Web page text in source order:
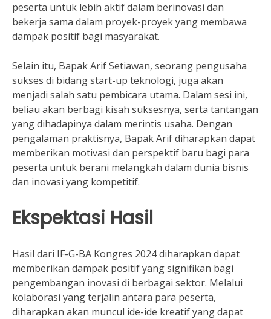
peserta untuk lebih aktif dalam berinovasi dan
bekerja sama dalam proyek-proyek yang membawa
dampak positif bagi masyarakat.
Selain itu, Bapak Arif Setiawan, seorang pengusaha
sukses di bidang start-up teknologi, juga akan
menjadi salah satu pembicara utama. Dalam sesi ini,
beliau akan berbagi kisah suksesnya, serta tantangan
yang dihadapinya dalam merintis usaha. Dengan
pengalaman praktisnya, Bapak Arif diharapkan dapat
memberikan motivasi dan perspektif baru bagi para
peserta untuk berani melangkah dalam dunia bisnis
dan inovasi yang kompetitif.
Ekspektasi Hasil
Hasil dari IF-G-BA Kongres 2024 diharapkan dapat
memberikan dampak positif yang signifikan bagi
pengembangan inovasi di berbagai sektor. Melalui
kolaborasi yang terjalin antara para peserta,
diharapkan akan muncul ide-ide kreatif yang dapat